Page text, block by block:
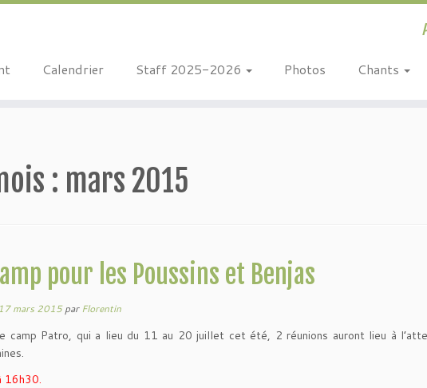
Calendrier Staff 2025-2026 Photos Chants
: mars 2015
pour les Poussins et Benjas
17 mars 2015 parFlorentin
camp Patro, qui a lieu du 11 au 20 juillet cet été, 2 réunions auront lieu à
16h30.